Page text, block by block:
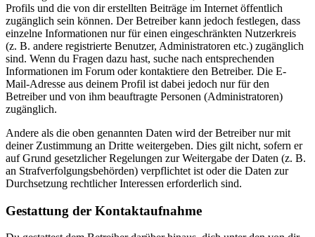
Profils und die von dir erstellten Beiträge im Internet öffentlich
zugänglich sein können. Der Betreiber kann jedoch festlegen, dass
einzelne Informationen nur für einen eingeschränkten Nutzerkreis
(z. B. andere registrierte Benutzer, Administratoren etc.) zugänglich
sind. Wenn du Fragen dazu hast, suche nach entsprechenden
Informationen im Forum oder kontaktiere den Betreiber. Die E-
Mail-Adresse aus deinem Profil ist dabei jedoch nur für den
Betreiber und von ihm beauftragte Personen (Administratoren)
zugänglich.
Andere als die oben genannten Daten wird der Betreiber nur mit
deiner Zustimmung an Dritte weitergeben. Dies gilt nicht, sofern er
auf Grund gesetzlicher Regelungen zur Weitergabe der Daten (z. B.
an Strafverfolgungsbehörden) verpflichtet ist oder die Daten zur
Durchsetzung rechtlicher Interessen erforderlich sind.
Gestattung der Kontaktaufnahme